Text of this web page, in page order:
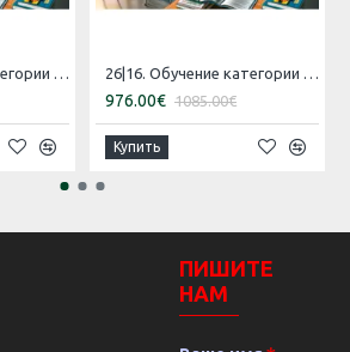
26|15. Обучение категории 'B' [16.07.2026 – 15.08.2026 Русский] 26|16. Обучение категории 'B' [30.07.2026 – 29.08.2026 Эстонский]
976.00€ 1085.00€
Купить
ПИШИТЕ
НАМ